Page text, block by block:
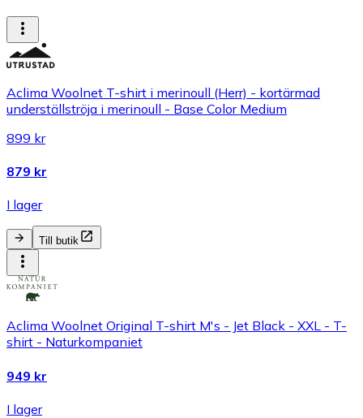
Aclima Woolnet T-shirt i merinoull (Herr) - kortärmad
underställströja i merinoull - Base Color Medium
899 kr
879 kr
I lager
Till butik
Aclima Woolnet Original T-shirt M's - Jet Black - XXL - T-
shirt - Naturkompaniet
949 kr
I lager